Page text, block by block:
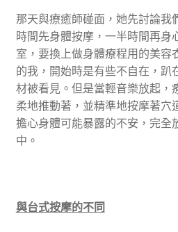
那天與療癒師碰面，她先討論我
時間先身體按摩，一半時間再身
室，要換上做身體療程用的美容
的我，開始時是有些不自在，趴
材被看見。但是當輕音樂放起，
柔地推動著，並精準地按摩著穴
擔心身體可能暴露的不安，完全
中。
與台式按摩的不同